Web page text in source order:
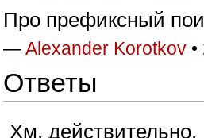
Про префиксный
—Alexander Korotkov •
Ответы
Хм, действительно.